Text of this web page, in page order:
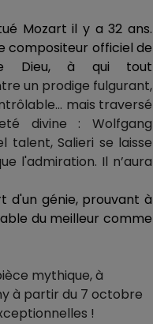
Mozart il y a 32 ans.
compositeur officiel de
Dieu, à qui tout
un prodige fulgurant,
mais traversé
divine : Wolfgang
talent, Salieri se laisse
l'admiration. Il n’aura
d'un génie, prouvant à
du meilleur comme
mythique, à
à partir du 7 octobre
!